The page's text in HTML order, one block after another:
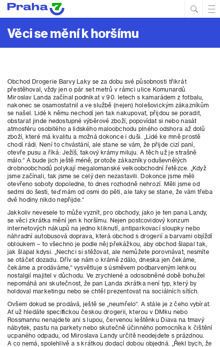
Věci se mění k horšímu
Obchod Drogerie Barvy Laky se za dobu své působnosti třikrát
přestěhoval, vždy jen o pár set metrů v rámci ulice Komunardů.
Miroslav Landa začínal podnikat v 90. letech s kamarádem z fotbalu,
nakonec se osamostatnil a ve službě (nejen) holešovickým zákazníkům
se našel. Lidé k němu nechodí jen tak nakupovat, přijdou se poradit,
obstarat jinde nedostupné výběrové zboží, popovídat si nebo nasát
atmosféru osobitého a lidského maloobchodu plného odshora až dolů
zboží, které má kvalitu a možná dokonce i duši. „Lidé ke mně prostě
chodí rádi. Není to chvástání, ale stane se vám, že přijde cizí paní,
otevře pusu a říká: Ježíš, takový krámy miluju. A těch už je strašně
málo.“ A bude jich ještě méně, protože zákazníky oduševnělých
drobnoobchodů polykají megalomanské velkoobchodní řetězce. „Když
jsme začínali, tak jsme se celý den nezastavili. Dokonce jsme měli
otevřeno soboty dopoledne, to dnes rozhodně nehrozí. Měli jsme od
sedmi do šesti, teď mám od osmi do pěti, ale taky se stane, že vám třeba
dvě hodiny nikdo nepřijde.“
Jakkoliv nevesele to může vyznít, pro obchody, jako je ten pana Landy,
se věci zkrátka mění jen k horšímu. Nejen postcovidový konzum
internetových nákupů na jedno kliknutí, antiparkovací sloupky nebo
náhradní autobusová doprava, která obchod s drogerií a barvami objíždí
obloukem – to všechno je podle něj překážkou, aby obchod šlapal tak,
jak šlapal kdysi. „Nechci si stěžovat, ale nemůžete porovnávat, nesmíte
se otáčet dozadu. Dřív se nám o krámě zdálo, dneska jen čekáme,
čekáme a prodáváme,“ vysvětluje s úsměvem podbarveným lehkou
nostalgií majitel v důchodu. Ve zrychlené a odosobněné době bohužel
nepomáhá ani skutečnost, že pan Landa zkrátka není typ, který by
holdoval marketingu nebo se chtěl prezentovat na sociálních sítích.
Ovšem dokud se prodává, ještě se „neumřelo“. A stále je z čeho vybírat.
Ať už hledáte specifickou českou drogerii, kterou v DMku nebo
Rossmannu nenajdete ani s lupou, červenou leštěnku Diava na tmavý
nábytek, pastu na parkety nebo skutečně účinného pomocníka k čištění
ucpaného odpadu, od Miroslava Landy určitě neodejdete s prázdnou.
A co nemá, spolehlivě a s krátkou dodací dobou objedná. „Řekl bych, že